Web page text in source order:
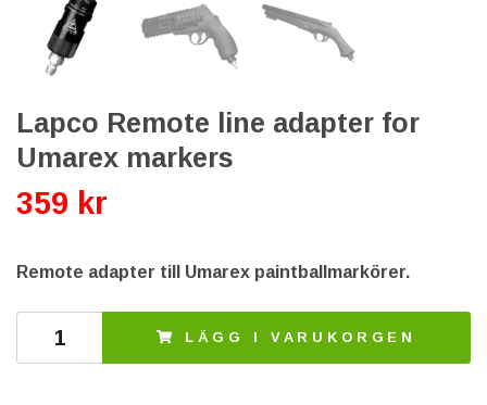
Lapco Remote line adapter for
Umarex markers
359 kr
Remote adapter till Umarex paintballmarkörer.
LÄGG I VARUKORGEN